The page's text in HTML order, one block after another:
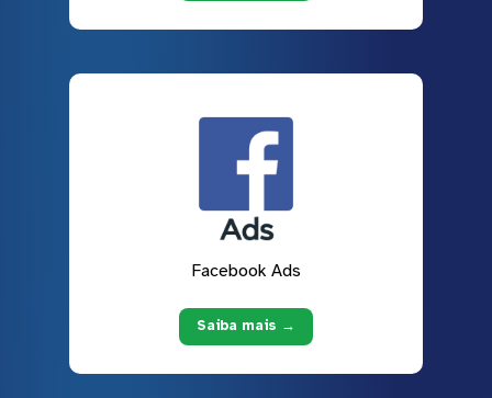
Facebook Ads
Saiba mais →